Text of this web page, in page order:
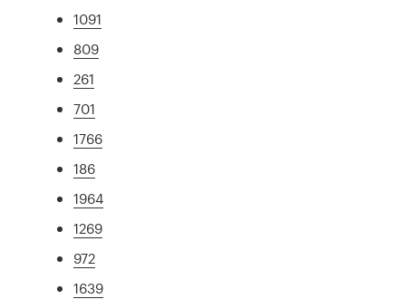
1091
809
261
701
1766
186
1964
1269
972
1639